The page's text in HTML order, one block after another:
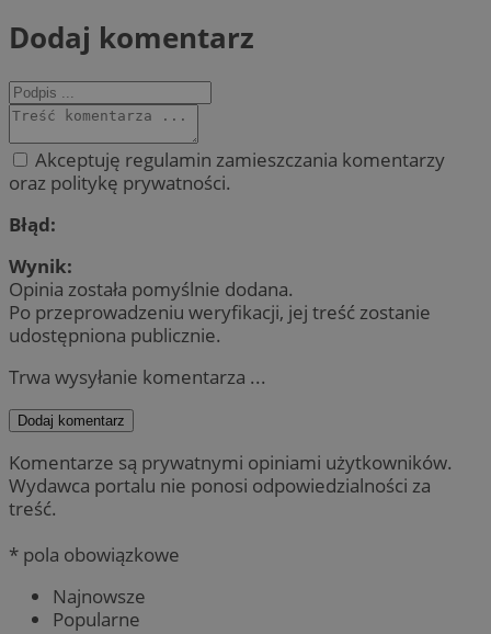
Dodaj komentarz
Akceptuję regulamin zamieszczania komentarzy
oraz politykę prywatności.
Błąd:
Wynik:
Opinia została pomyślnie dodana.
Po przeprowadzeniu weryfikacji, jej treść zostanie
udostępniona publicznie.
Trwa wysyłanie komentarza ...
Dodaj komentarz
Komentarze są prywatnymi opiniami użytkowników.
Wydawca portalu nie ponosi odpowiedzialności za
treść.
* pola obowiązkowe
Najnowsze
Popularne